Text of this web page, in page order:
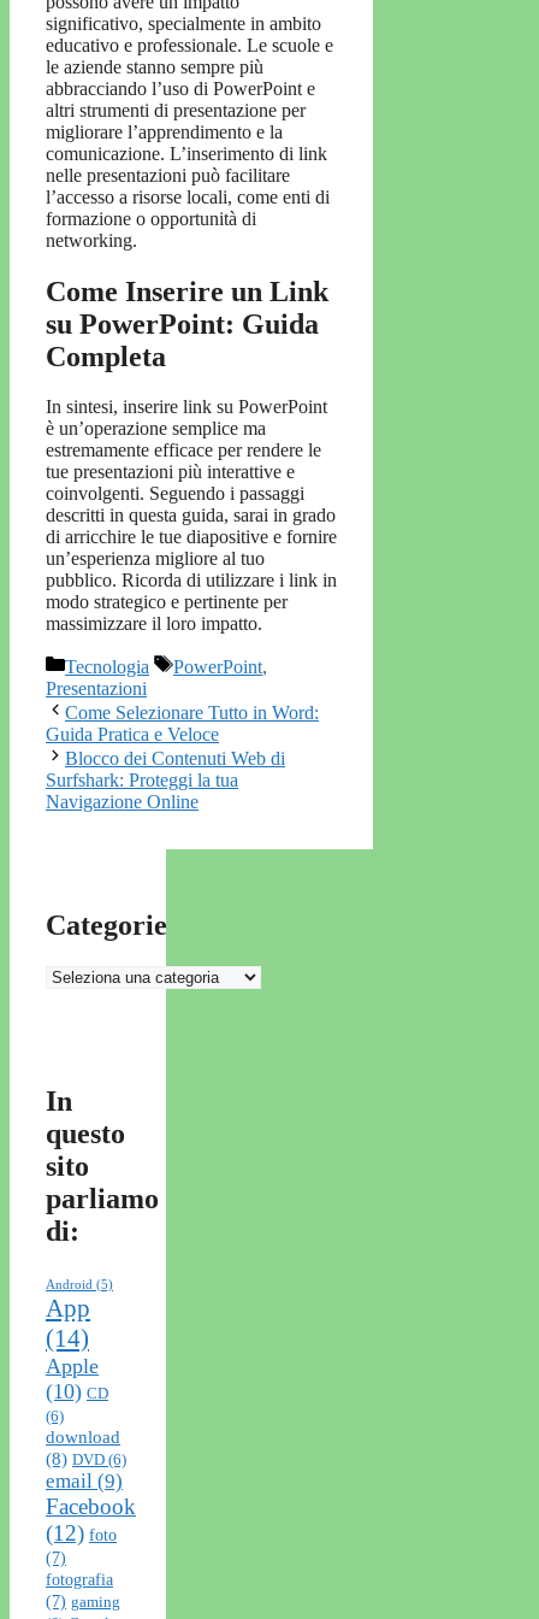
significativo, specialmente in ambito
educativo e professionale. Le scuole e
le aziende stanno sempre più
abbracciando l’uso di PowerPoint e
altri strumenti di presentazione per
migliorare l’apprendimento e la
comunicazione. L’inserimento di link
nelle presentazioni può facilitare
l’accesso a risorse locali, come enti di
formazione o opportunità di
networking.
Come Inserire un Link
su PowerPoint: Guida
Completa
In sintesi, inserire link su PowerPoint
è un’operazione semplice ma
estremamente efficace per rendere le
tue presentazioni più interattive e
coinvolgenti. Seguendo i passaggi
descritti in questa guida, sarai in grado
di arricchire le tue diapositive e fornire
un’esperienza migliore al tuo
pubblico. Ricorda di utilizzare i link in
modo strategico e pertinente per
massimizzare il loro impatto.
Categorie
Tecnologia Tag
PowerPoint,
Presentazioni
Come Selezionare Tutto in Word:
Guida Pratica e Veloce
Blocco dei Contenuti Web di
Surfshark: Proteggi la tua
Navigazione Online
Categorie
Categorie
In
questo
sito
parliamo
di:
Android (5)
App
(14)
Apple
(10) CD
(6)
download
(8) DVD (6)
email (9)
Facebook
(12) foto
(7)
fotografia
(7) gaming